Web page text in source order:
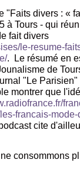
"Faits divers : «
à Tours - qui
fait divers
le-resume-
. Le résumé en
de
"Le
montrer que
francais-
cite
consommons